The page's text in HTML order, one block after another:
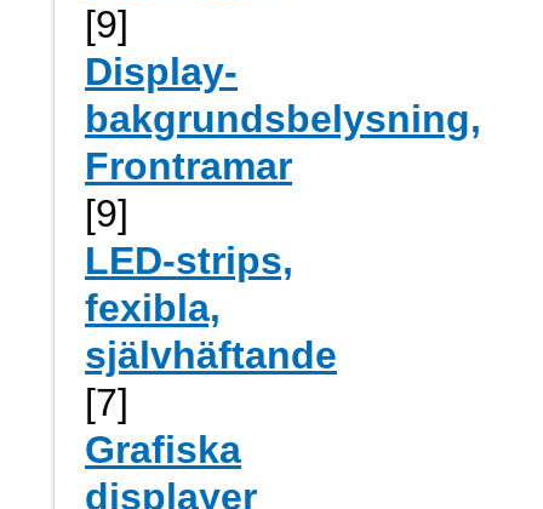
[9]
Display-
bakgrundsbelysning,
Frontramar
[9]
LED-strips,
fexibla,
självhäftande
[7]
Grafiska
displayer